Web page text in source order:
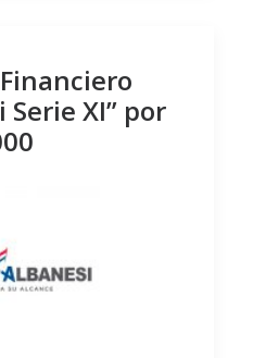
Serie XI” por